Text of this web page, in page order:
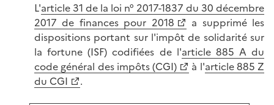
L'article 31 de la loi n° 2017-1837 du 30 décembre
2017 de finances pour 2018
a supprimé les
dispositions portant sur l'impôt de solidarité sur
la fortune (ISF) codifiées de l'article 885 A du
code général des impôts (CGI)
à l'article 885 Z
du CGI
.